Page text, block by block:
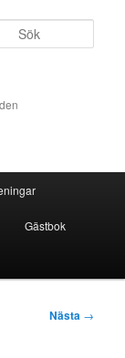
Gästbok
Nästa →